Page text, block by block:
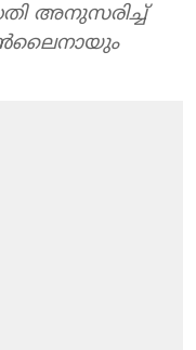
അനുസരിച്ച്